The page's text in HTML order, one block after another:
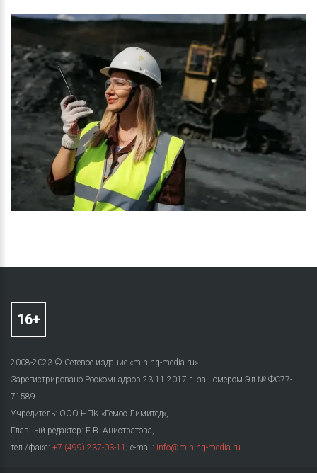
2008-2023 © Сетевое издание «mining-media.ru»
Зарегистрировано Роскомнадзор 23.11.2017 г. за номером Эл № ФС77-
71589
Учредитель: ООО НПК «Гемос Лимитед»,
Главный редактор: Е.В. Анистратова,
тел./факс: +7 (499) 237-03-11 ; e-mail: info@mining-media.ru